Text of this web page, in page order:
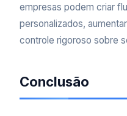
empresas podem criar
personalizados,
controle rigoroso sobre
Conclusão